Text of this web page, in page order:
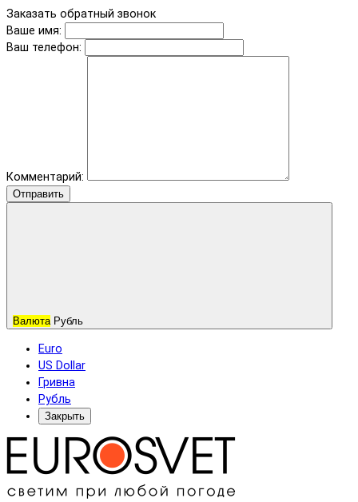
Заказать обратный звонок
Ваше имя:
Ваш телефон:
Комментарий:
Отправить
Валюта Рубль
Euro
US Dollar
Гривна
Рубль
Закрыть